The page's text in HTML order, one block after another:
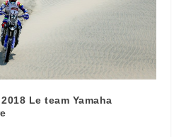
Le team Yamaha